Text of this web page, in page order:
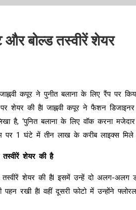
और बोल्ड तस्वीरें शेयर
कपूर ने पुनीत बलाना के लिए रैंप पर
पर शेयर की हैl जाह्नवी कपूर ने फैशन
है, ‘पुनित बलाना के लिए वॉक करना
पर 1 घंटे में तीन लाख के करीब लाइक्स
शेयर की है
शेयर की हैl इसमें उन्हें दो अलग-अलग
रखी हैl वहीं दूसरी फोटो में उन्होंने